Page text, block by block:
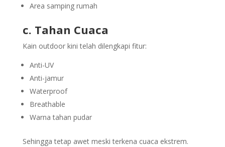
Area samping rumah
c. Tahan Cuaca
Kain outdoor kini telah dilengkapi fitur:
Anti-UV
Anti-jamur
Waterproof
Breathable
Warna tahan pudar
Sehingga tetap awet meski terkena cuaca ekstrem.